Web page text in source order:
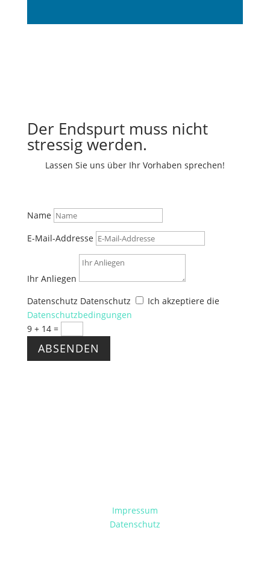
Der Endspurt muss nicht
stressig werden.
Lassen Sie uns über Ihr Vorhaben sprechen!
Name
E-Mail-Addresse
Ihr Anliegen
Datenschutz Datenschutz
Ich akzeptiere die
Datenschutzbedingungen
9 + 14=
ABSENDEN
Impressum
Datenschutz